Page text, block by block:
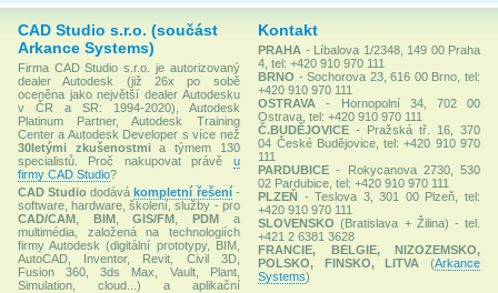
CAD Studio s.r.o. (součást
Arkance Systems)
Firma CAD Studio s.r.o. je autorizovaný
dealer Autodesk (již 26x po sobě
oceněna jako největší dealer Autodesku
v ČR a SR: 1994-2020), Autodesk
Platinum Partner, Autodesk Training
Center a Autodesk Developer s více než
30letými zkušenostmia týmem 130
specialistů. Proč nakupovat právě u
firmy CAD Studio?
CAD Studio dodávákompletní řešení-
software, hardware, školení, služby - pro
CAD/CAM
BIM,GIS/FM ,PDM a
multimédia, založená na technologiích
firmy Autodesk (digitální prototypy, BIM,
AutoCAD, Inventor, Revit, Civil 3D,
Fusion 360, 3ds Max, Vault, Plant,
Simulation, cloud...) a aplikační
Kontakt
PRAHA - Líbalova 1/2348, 149 00 Praha
4, tel: +420 910 970 111
BRNO - Sochorova 23, 616 00 Brno, tel:
+420 910 970 111
OSTRAVA
- Hornopolní 34, 702 00
Ostrava, tel: +420 910 970 111
Č.BUDĚJOVICE - Pražská tř. 16, 370
04 České Budějovice, tel: +420 910 970
111
PARDUBICE - Rokycanova 2730, 530
02 Pardubice, tel: +420 910 970 111
PLZEŇ - Teslova 3, 301 00 Plzeň, tel:
+420 910 970 111
SLOVENSKO (Bratislava + Žilina) - tel.
+421 2 6381 3628
FRANCIE, BELGIE, NIZOZEMSKO,
POLSKO, FINSKO, LITVA
(Arkance
Systems)